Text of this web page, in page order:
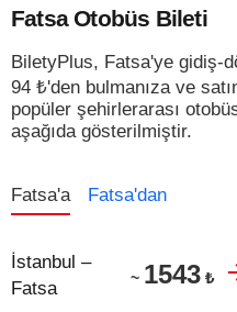
Fatsa Otobüs Bileti
BiletyPlus, Fatsa'ye gidiş-
94 ₺'den bulmanıza ve
popüler şehirlerarası
aşağıda gösterilmiştir.
Fatsa'a Fatsa'dan
İstanbul –
Fatsa
~ 1543 ₺